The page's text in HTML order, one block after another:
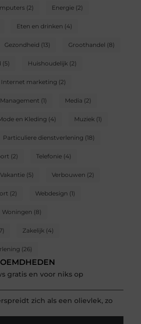
(2) Energie(2)
Eten en drinken (4)
Gezondheid (13) Groothandel (8)
(5) Huishoudelijk (2)
Internet marketing (2)
Management (1) Media (2)
en Kleding (4) Muziek (1)
Particuliere dienstverlening (18)
(2) Telefonie(4)
Vakantie(5) Verbouwen (2)
(2) Webdesign (1)
Woningen (8)
Zakelijk (4)
(26)
gratis en voor niks op
zich als een olievlek, zo